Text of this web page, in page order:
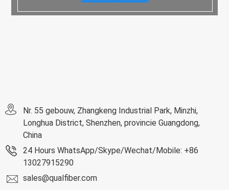
Nr. 55 gebouw, Zhangkeng Industrial Park, Minzhi,
Longhua District, Shenzhen, provincie Guangdong,
China
24 Hours WhatsApp/Skype/Wechat/Mobile: +86
13027915290
sales@qualfiber.com